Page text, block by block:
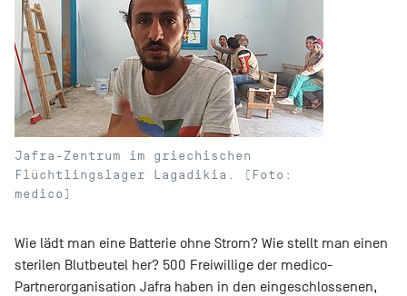
Jafra-Zentrum im griechischen
Flüchtlingslager Lagadikia. (Foto:
medico)
Wie lädt man eine Batterie ohne Strom? Wie stellt man einen
sterilen Blutbeutel her? 500 Freiwillige der medico-
Partnerorganisation Jafra haben in den eingeschlossenen,